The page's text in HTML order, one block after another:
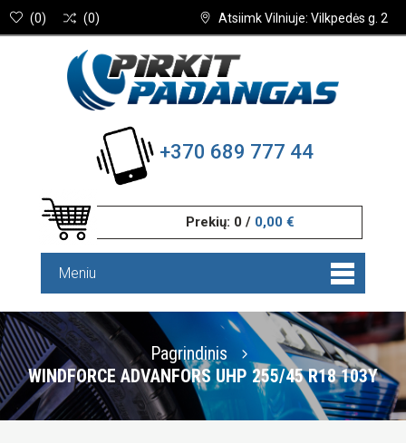
Atsiimk Vilniuje: Vilkpedės g. 2
(0) (0)
+370 689 777 44
Prekių: 0 / 0,00 €
Meniu
Pagrindinis
WINDFORCE ADVANFORS UHP 255/45 R18 103Y